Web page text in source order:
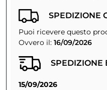
SPEDIZIONE
Puoi ricevere questo
Ovvero il: 16/09/2026
SPEDIZIONE
15/09/2026